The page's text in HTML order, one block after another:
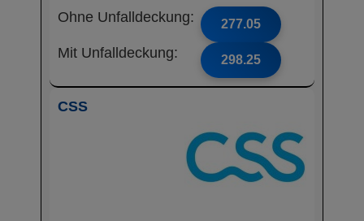
Ohne Unfalldeckung: 277.05
Mit Unfalldeckung: 298.25
CSS